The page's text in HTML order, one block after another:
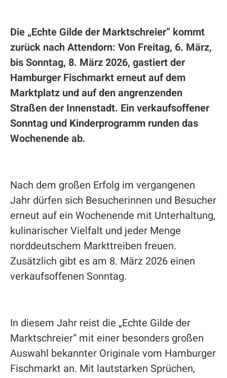
Die „Echte Gilde der Marktschreier“ kommt
zurück nach Attendorn: Von Freitag, 6. März,
bis Sonntag, 8. März 2026, gastiert der
Hamburger Fischmarkt erneut auf dem
Marktplatz und auf den angrenzenden
Straßen der Innenstadt. Ein verkaufsoffener
Sonntag und Kinderprogramm runden das
Wochenende ab.
Nach dem großen Erfolg im vergangenen
Jahr dürfen sich Besucherinnen und Besucher
erneut auf ein Wochenende mit Unterhaltung,
kulinarischer Vielfalt und jeder Menge
norddeutschem Markttreiben freuen.
Zusätzlich gibt es am 8. März 2026 einen
verkaufsoffenen Sonntag.
In diesem Jahr reist die „Echte Gilde der
Marktschreier“ mit einer besonders großen
Auswahl bekannter Originale vom Hamburger
Fischmarkt an. Mit lautstarken Sprüchen,